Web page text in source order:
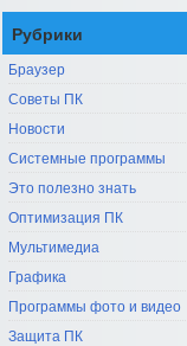
Рубрики
Браузер
Советы ПК
Новости
Системные программы
Это полезно знать
Оптимизация ПК
Мультимедиа
Графика
Программы фото и видео
Защита ПК